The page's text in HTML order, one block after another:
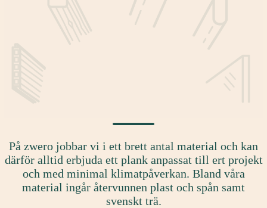
På zwero jobbar vi i ett brett antal material och kan
därför alltid erbjuda ett plank anpassat till ert projekt
och med minimal klimatpåverkan. Bland våra
material ingår återvunnen plast och spån samt
svenskt trä.